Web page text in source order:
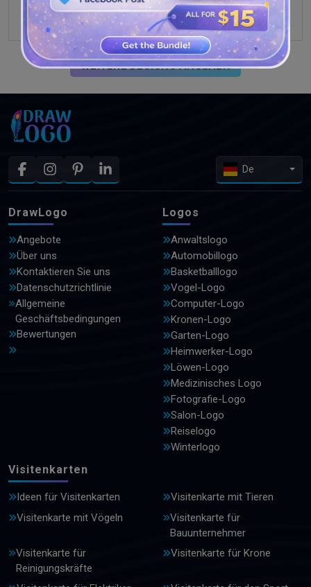
WEITERE DESIGNS ANSEHEN
De
DrawLogo
Angebote
Über uns
Kontaktieren Sie uns
Datenschutzrichtlinie
Allgemeine
Geschäftsbedingungen
Bewertungen
Logos
Anwaltslogo
Automobillogo
Basketballlogo
Vogel-Logo
Computer-Logo
Kronen-Logo
Garten-Logo
Heimwerker-Logo
Löwen-Logo
Medizinisches Logo
Fotografie-Logo
Salon-Logo
Reiselogo
Winterlogo
Visitenkarten
Ideen für Visitenkarten
Visitenkarte mit Tieren
Visitenkarte mit Vögeln
Visitenkarte für
Bauunternehmer
Visitenkarte für
Reinigungskräfte
Visitenkarte für Krone